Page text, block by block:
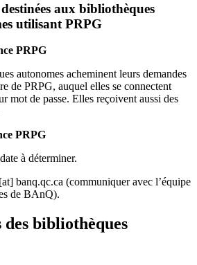
aux bibliothèques
utilisant PRPG
PRPG
autonomes acheminent leurs demandes
de PRPG, auquel elles se connectent
mot de passe. Elles reçoivent aussi des
PRPG
à déterminer.
[at] banq.qc.ca (communiquer avec l’équipe
de BAnQ).
des bibliothèques